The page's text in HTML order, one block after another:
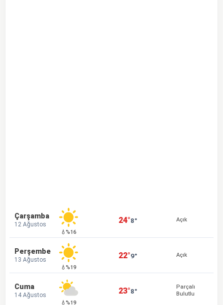
Çarşamba
12 Ağustos
💧%16
24°8° Açık
Perşembe
13 Ağustos
💧%19
22°9° Açık
Cuma
14 Ağustos
💧%19
23°8°
Parçalı
Bulutlu